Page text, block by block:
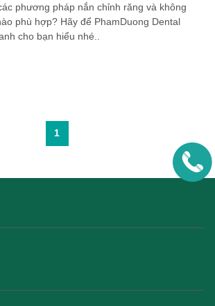
phương pháp nắn chỉnh răng và không
phù hợp? Hãy để PhamDuong Dental
cho bạn hiểu nhé..
1